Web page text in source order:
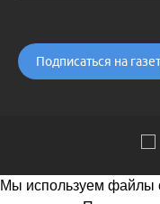
Подписаться на
Мы используем файлы